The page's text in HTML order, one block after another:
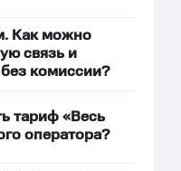
Как можно
связь и
комиссии?
тариф «Весь
оператора?